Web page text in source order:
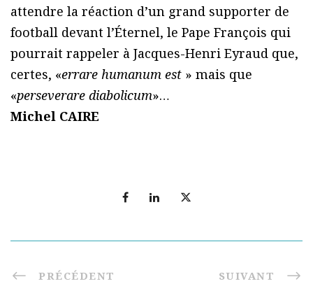
attendre la réaction d’un grand supporter de
football devant l’Éternel, le Pape François qui
pourrait rappeler à Jacques-Henri Eyraud que,
certes, «errare humanum est » mais que
«perseverare diabolicum»…
Michel CAIRE
PRÉCÉDENT SUIVANT